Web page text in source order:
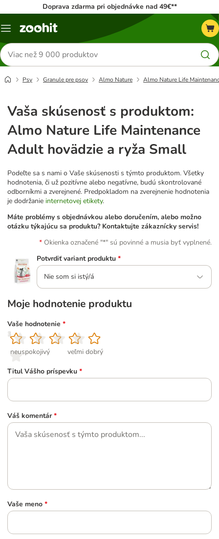
Doprava zdarma pri objednávke nad 49€**
Kategórie
Hľadať
produkty
Psy Granule pre psov Almo Nature Almo Nature Life
Vaša skúsenosť s produktom:
Almo Nature Life Maintenance
Adult hovädzie a ryža Small
Podeľte sa s nami o Vaše skúsenosti s týmto produktom. Všetky
hodnotenia, či už pozitívne alebo negatívne, budú skontrolované
odborníkmi a zverejnené. Predpokladom na zverejnenie hodnotenia
je dodržanie internetovej etikety.
Máte problémy s objednávkou alebo doručením, alebo možno
otázku týkajúcu sa produktu? Kontaktujte zákaznícky servis!
Okienka označené "*" sú povinné a musia byť vyplnené.
Potvrdiť variant produktu *
Nie som si istý/á
Moje hodnotenie produktu
Vaše hodnotenie *
1
neuspokojivý
2
3
4
5
veľmi dobrý
Titul Vášho príspevku *
Váš komentár *
Vaše meno *